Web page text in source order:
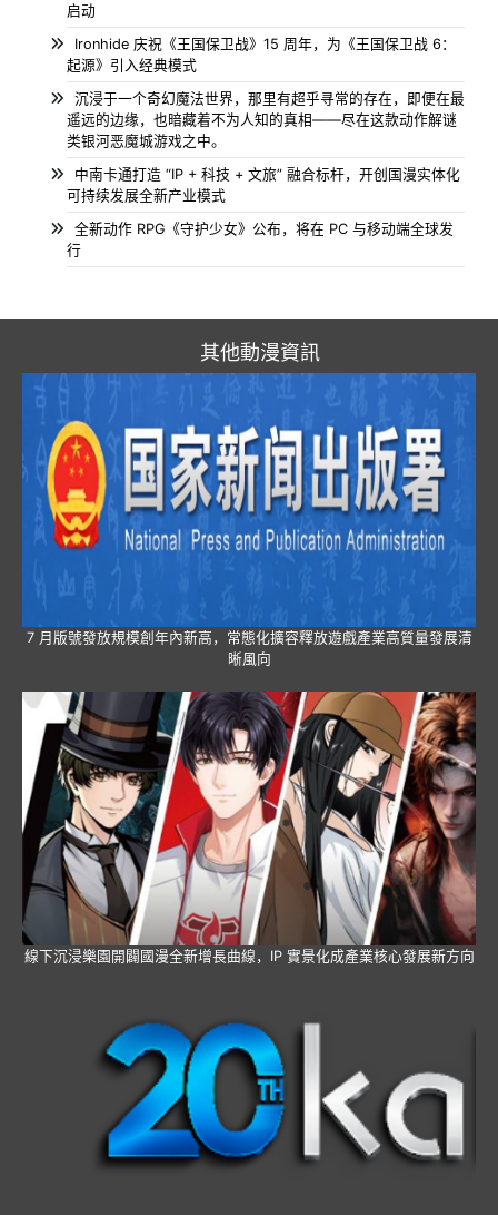
启动
Ironhide 庆祝《王国保卫战》15 周年，为《王国保卫战 6：
起源》引入经典模式
沉浸于一个奇幻魔法世界，那里有超乎寻常的存在，即便在最
遥远的边缘，也暗藏着不为人知的真相——尽在这款动作解谜
类银河恶魔城游戏之中。
中南卡通打造 “IP + 科技 + 文旅” 融合标杆，开创国漫实体化
可持续发展全新产业模式
全新动作 RPG《守护少女》公布，将在 PC 与移动端全球发
行
其他動漫資訊
7 月版號發放規模創年內新高，常態化擴容釋放遊戲產業高質量發展清
晰風向
線下沉浸樂園開闢國漫全新增長曲線，IP 實景化成產業核心發展新方向